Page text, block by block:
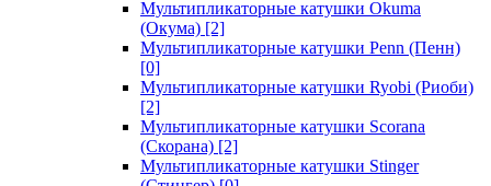
Мультипликаторные катушки Okuma
(Окума) [2]
Мультипликаторные катушки Penn (Пенн)
[0]
Мультипликаторные катушки Ryobi (Риоби)
[2]
Мультипликаторные катушки Scorana
(Скорана) [2]
Мультипликаторные катушки Stinger